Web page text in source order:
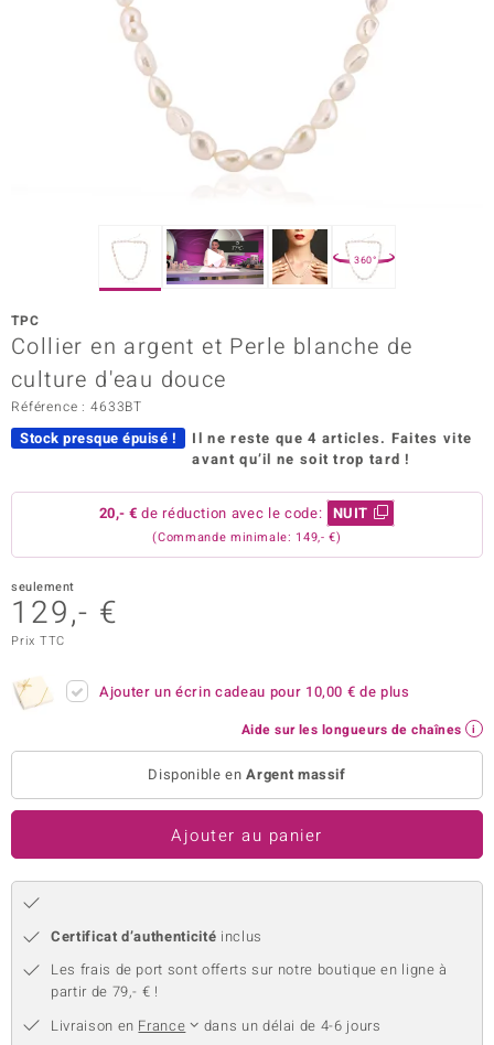
Paraíso
Collection
360°
TPC
Collier en argent et Perle blanche de
culture d'eau douce
Référence : 4633BT
Stock presque épuisé ! Il ne reste que 4 articles. Faites vite
avant qu’il ne soit trop tard !
20,- € de réduction avec le code: NUIT
(Commande minimale: 149,- €)
seulement
129,- €
Prix TTC
Ajouter un écrin cadeau pour 10,00 € de plus
Aide sur les longueurs de chaînes
Disponible enArgent massif
Ajouter au panier
Certificat d’authenticité inclus
Les frais de port sont offerts sur notre boutique en ligne à
partir de 79,- € !
Livraison en France
dans un délai de 4-6 jours